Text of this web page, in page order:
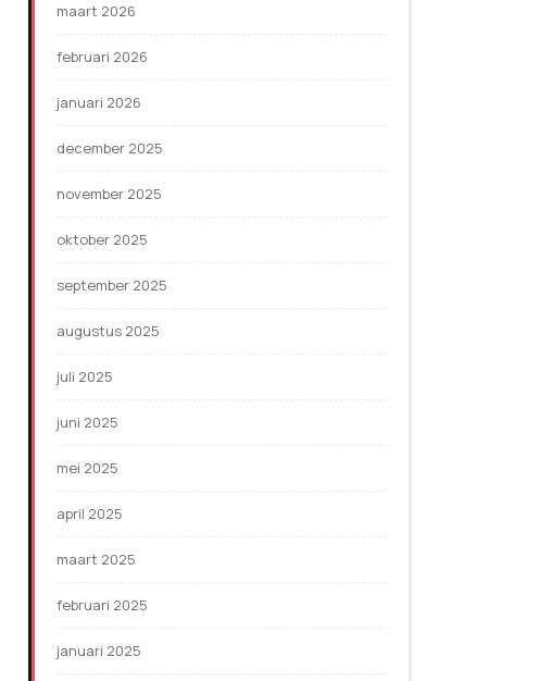
maart 2026
februari 2026
januari 2026
december 2025
november 2025
oktober 2025
september 2025
augustus 2025
juli 2025
juni 2025
mei 2025
april 2025
maart 2025
februari 2025
januari 2025